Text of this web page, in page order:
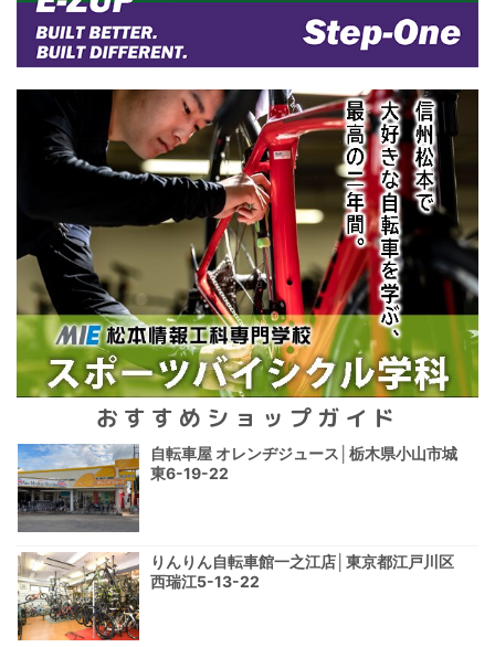
おすすめショップガイド
自転車屋 オレンヂジュース│栃木県小山市城
東6-19-22
りんりん自転車館一之江店│東京都江戸川区
西瑞江5-13-22